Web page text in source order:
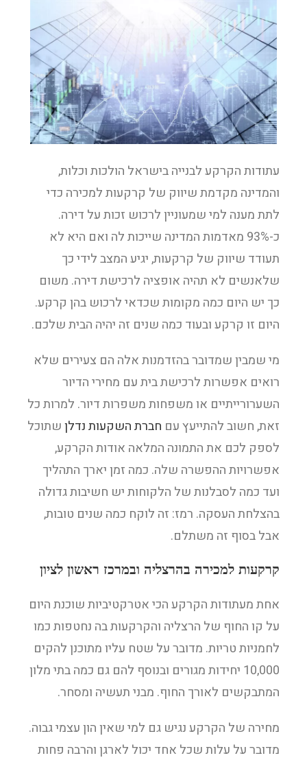
עתודות הקרקע לבנייה בישראל הולכות וכלות,
והמדינה מקדמת שיווק של קרקעות למכירה כדי
לתת מענה למי שמעוניין לרכוש זכות על דירה.
כ-93% מאדמות המדינה שייכות לה ואם היא לא
תעודד שיווק של קרקעות, יגיע המצב לידי כך
שלאנשים לא תהיה אופציה לרכישת דירה. משום
כך יש היום כמה מקומות שכדאי לרכוש בהן קרקע.
היום זו קרקע ובעוד כמה שנים זה יהיה הבית שלכם.
מי שמבין שמדובר בהזדמנות אלה הם צעירים שלא
רואים אפשרות לרכישת בית עם מחירי הדיור
השערורייתיים או משפחות משפרות דיור. למרות כל
זאת, חשוב להתייעץ עם חברת השקעות נדלןשתוכל
לספק לכם את התמונה המלאה אודות הקרקע,
אפשרויות ההפשרה שלה. כמה זמן יארך התהליך
ועד כמה לסבלנות של הלקוחות יש חשיבות גדולה
בהצלחת העסקה. רמז: זה לוקח כמה שנים טובות,
אבל בסוף זה משתלם.
קרקעות למכירה בהרצליה ובמרכז ראשון לציון
אחת מעתודות הקרקע הכי אטרקטיביות שוכנת היום
על קו החוף של הרצליה והקרקעות בה נחטפות כמו
לחמניות טריות. מדובר על שטח עליו מתוכנן להקים
10,000 יחידות מגורים ובנוסף להם גם כמה בתי מלון
המתבקשים לאורך החוף. מבני תעשיה ומסחר.
מחירה של הקרקע נגיש גם למי שאין הון עצמי גבוה.
מדובר על עלות שכל אחד יכול לארגן והרבה פחות